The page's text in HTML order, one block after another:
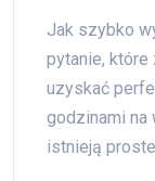
Jak szybko
pytanie,
uzyskać
godzinami na
istnieją